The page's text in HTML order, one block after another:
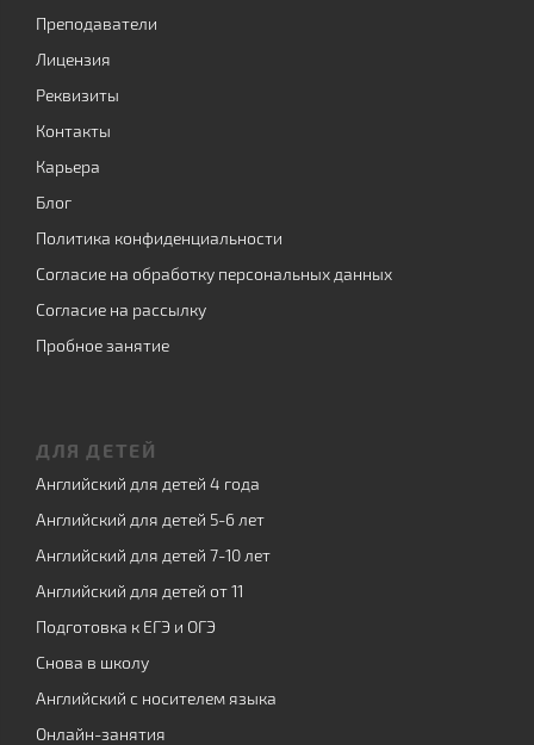
Преподаватели
Лицензия
Реквизиты
Контакты
Карьера
Блог
Политика конфиденциальности
Согласие на обработку персональных данных
Согласие на рассылку
Пробное занятие
ДЛЯ ДЕТЕЙ
Английский для детей 4 года
Английский для детей 5-6 лет
Английский для детей 7-10 лет
Английский для детей от 11
Подготовка к ЕГЭ и ОГЭ
Снова в школу
Английский с носителем языка
Онлайн-занятия